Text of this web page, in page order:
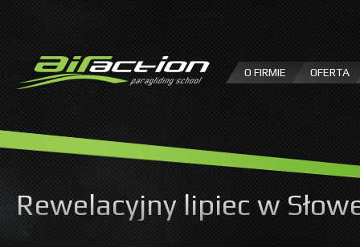
O FIRMIE OFERTA
Rewelacyjny lipiec w